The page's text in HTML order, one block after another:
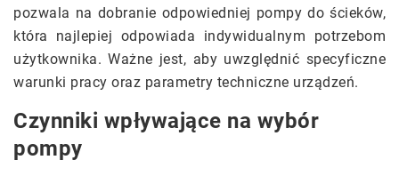
pozwala na dobranie odpowiedniej pompy do ścieków,
która najlepiej odpowiada indywidualnym potrzebom
użytkownika. Ważne jest, aby uwzględnić specyficzne
warunki pracy oraz parametry techniczne urządzeń.
Czynniki wpływające na wybór
pompy